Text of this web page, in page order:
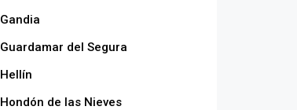
Gandia
Guardamar del Segura
Hellín
Hondón de las Nieves